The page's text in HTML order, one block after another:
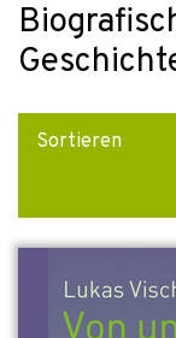
Sortieren